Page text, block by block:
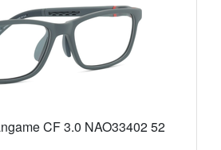
CF 3.0 NAO33402 52